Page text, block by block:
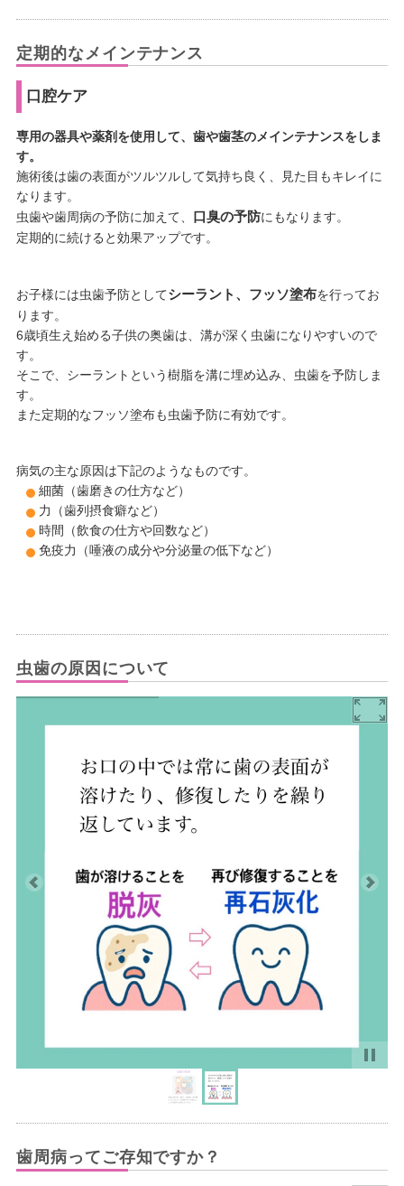
定期的なメインテナンス
口腔ケア
専用の器具や薬剤を使用して、歯や歯茎のメインテナンスをしま
す。
施術後は歯の表面がツルツルして気持ち良く、見た目もキレイに
なります。
虫歯や歯周病の予防に加えて、 口臭の予防にもなります。
定期的に続けると効果アップです。
お子様には虫歯予防としてシーラント、フッソ塗布を行ってお
ります。
6歳頃生え始める子供の奥歯は、溝が深く虫歯になりやすいので
す。
そこで、シーラントという樹脂を溝に埋め込み、虫歯を予防しま
す。
また定期的なフッソ塗布も虫歯予防に有効です。
病気の主な原因は下記のようなものです。
細菌（歯磨きの仕方など）
力（歯列摂食癖など）
時間（飲食の仕方や回数など）
免疫力（唾液の成分や分泌量の低下など）
虫歯の原因について
歯周病ってご存知ですか？